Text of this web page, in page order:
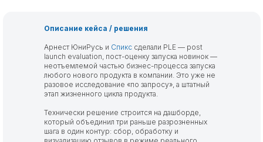
Описание кейса / решения
Арнест ЮниРусь и Спикс сделали PLE — post
launch evaluation, пост-оценку запуска новинок —
неотъемлемой частью бизнес-процесса запуска
любого нового продукта в компании. Это уже не
разовое исследование «по запросу», а штатный
этап жизненного цикла продукта.
Технически решение строится на дашборде,
который объединил три раньше разрозненных
шага в один контур: сбор, обработку и